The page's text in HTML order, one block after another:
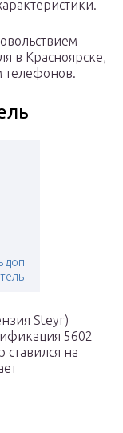
в Красноярске,
телефонов.
доп
Steyr)
5602
ставился на